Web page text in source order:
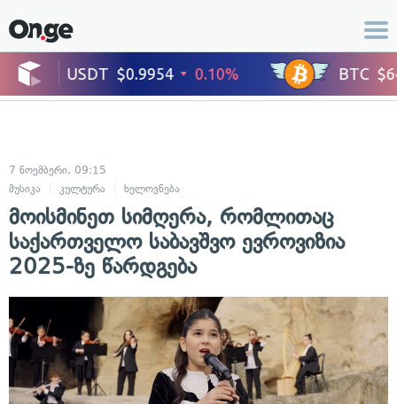
7 ნოემბერი, 09:15
მუსიკა
კულტურა ხელოვნება
მოისმინეთ სიმღერა, რომლითაც
საქართველო საბავშვო ევროვიზია
2025-ზე წარდგება